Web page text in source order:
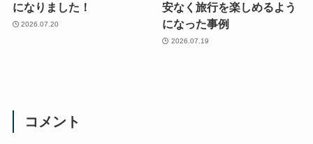
になりました！
2026.07.20
安なく旅行を楽しめるよう
になった事例
2026.07.19
コメント